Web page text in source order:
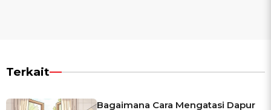
Terkait
Bagaimana Cara Mengatasi Dapur